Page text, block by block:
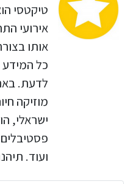
טיקטסי
אירועי
אותו
כל המידע
לדעת.
מוזיקה
ישראלי,
ועוד.